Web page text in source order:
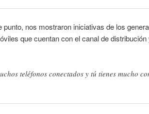
punto, nos mostraron iniciativas de los
que cuentan con el canal de
teléfonos conectados y tú tienes mucho